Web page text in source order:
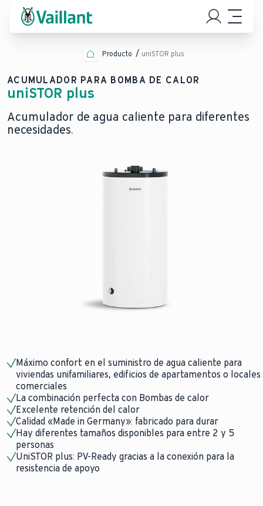
Producto uniSTOR plus
ACUMULADOR PARA BOMBA DE CALOR
uniSTOR plus
Acumulador de agua caliente para diferentes
necesidades.
Máximo confort en el suministro de agua caliente para
viviendas unifamiliares, edificios de apartamentos o locales
comerciales
La combinación perfecta con Bombas de calor
Excelente retención del calor
Calidad «Made in Germany»: fabricado para durar
Hay diferentes tamaños disponibles para entre 2 y 5
personas
UniSTOR plus: PV-Ready gracias a la conexión para la
resistencia de apoyo